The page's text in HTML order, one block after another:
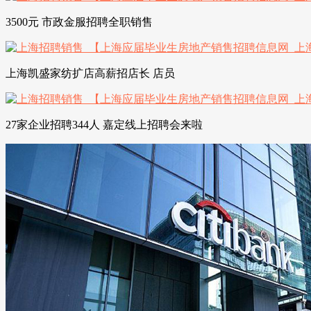
3500元 市政金服招聘全职销售
上海凯盛家纺扩店高薪招店长 店员
27家企业招聘344人 嘉定线上招聘会来啦